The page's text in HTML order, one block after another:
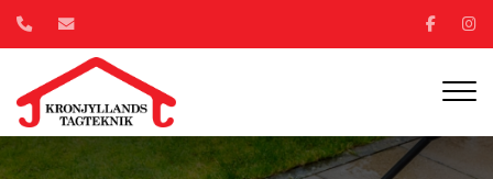
Gå
hovedindhold